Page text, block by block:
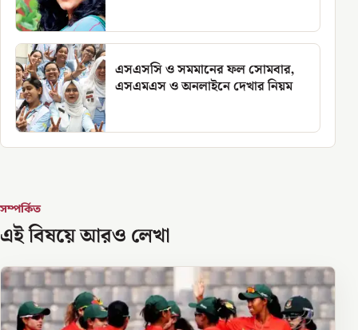
এসএসসি ও সমমানের ফল সোমবার,
এসএমএস ও অনলাইনে দেখার নিয়ম
সম্পর্কিত
এই বিষয়ে আরও লেখা